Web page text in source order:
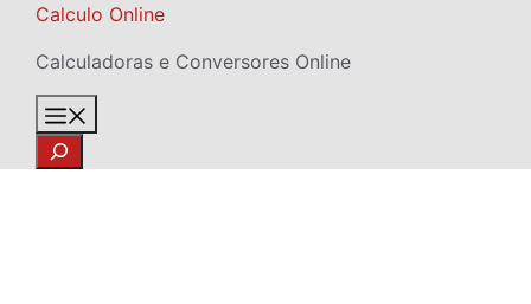
Skip
content
Calculo Online
Calculadoras e Conversores Online
Search